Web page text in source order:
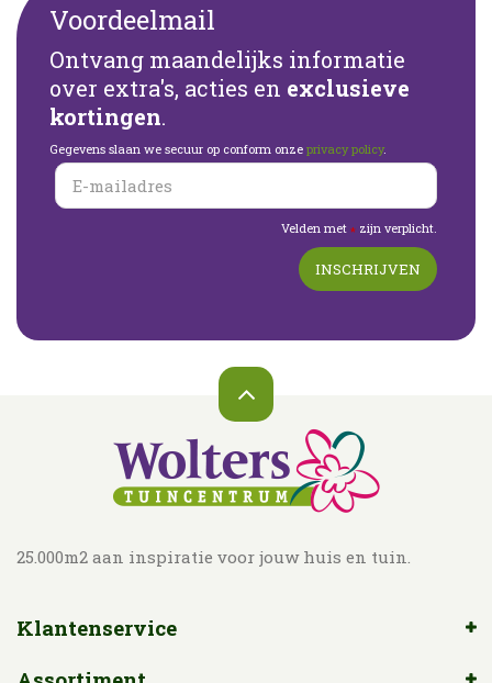
Voordeelmail
Ontvang maandelijks informatie
over extra's, acties en exclusieve
kortingen.
Gegevens slaan we secuur op conform onze privacy policy.
Velden met * zijn verplicht.
25.000m2 aan inspiratie voor jouw huis en tuin.
Klantenservice